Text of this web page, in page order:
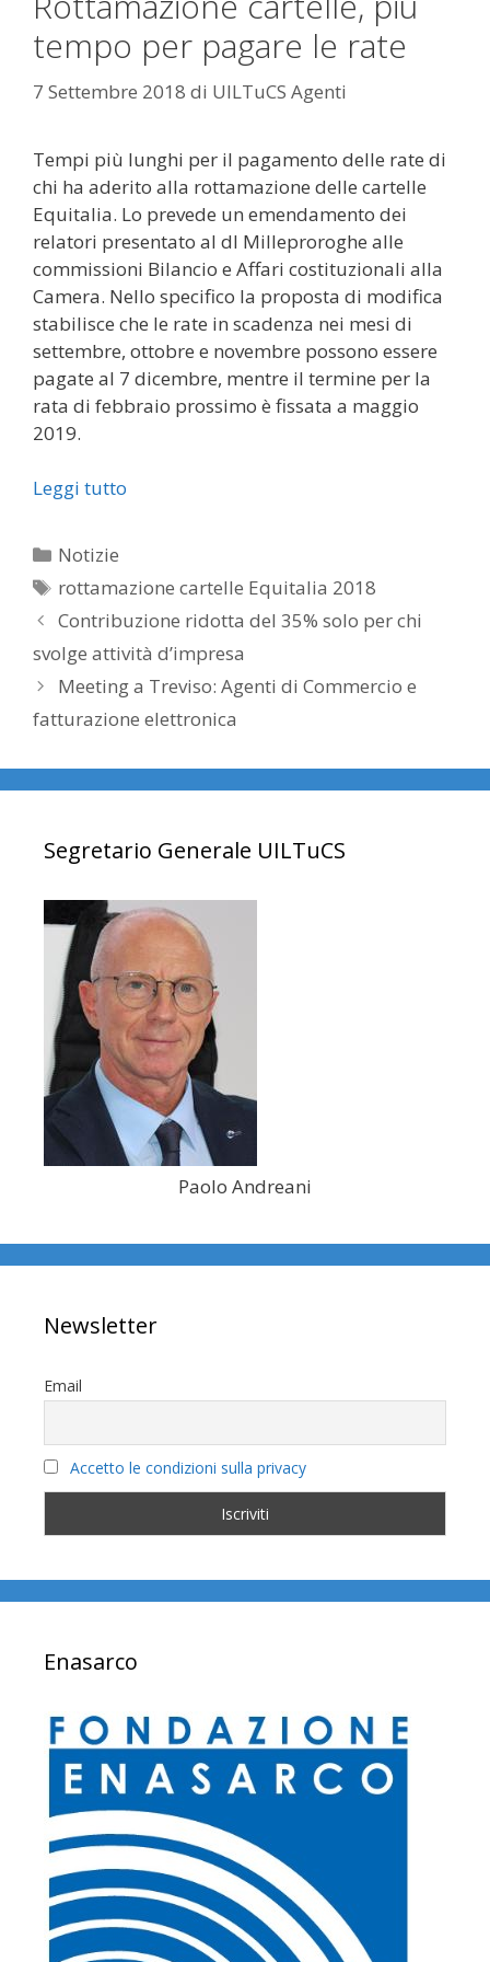
tempo per pagare le rate
7 Settembre 2018 di UILTuCS Agenti
Tempi più lunghi per il pagamento delle rate di
chi ha aderito alla rottamazione delle cartelle
Equitalia. Lo prevede un emendamento dei
relatori presentato al dl Milleproroghe alle
commissioni Bilancio e Affari costituzionali alla
Camera. Nello specifico la proposta di modifica
stabilisce che le rate in scadenza nei mesi di
settembre, ottobre e novembre possono essere
pagate al 7 dicembre, mentre il termine per la
rata di febbraio prossimo è fissata a maggio
2019.
Leggi tutto
Categorie
Notizie
Tag
rottamazione cartelle Equitalia 2018
Contribuzione ridotta del 35% solo per chi
svolge attività d’impresa
Meeting a Treviso: Agenti di Commercio e
fatturazione elettronica
Segretario Generale UILTuCS
Paolo Andreani
Newsletter
Email
Accetto le condizioni sulla privacy
Enasarco